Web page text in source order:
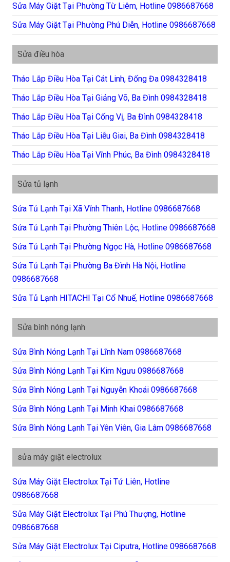
Sửa Máy Giặt Tại Phường Từ Liêm, Hotline 0986687668
Sửa Máy Giặt Tại Phường Phú Diễn, Hotline 0986687668
Sửa điều hòa
Tháo Lắp Điều Hòa Tại Cát Linh, Đống Đa 0984328418
Tháo Lắp Điều Hòa Tại Giảng Võ, Ba Đình 0984328418
Tháo Lắp Điều Hòa Tại Cống Vị, Ba Đình 0984328418
Tháo Lắp Điều Hòa Tại Liễu Giai, Ba Đình 0984328418
Tháo Lắp Điều Hòa Tại Vĩnh Phúc, Ba Đình 0984328418
Sửa tủ lạnh
Sửa Tủ Lạnh Tại Xã Vĩnh Thanh, Hotline 0986687668
Sửa Tủ Lạnh Tại Phường Thiên Lộc, Hotline 0986687668
Sửa Tủ Lạnh Tại Phường Ngọc Hà, Hotline 0986687668
Sửa Tủ Lạnh Tại Phường Ba Đình Hà Nội, Hotline
0986687668
Sửa Tủ Lạnh HITACHI Tại Cổ Nhuế, Hotline 0986687668
Sửa bình nóng lạnh
Sửa Bình Nóng Lạnh Tại Lĩnh Nam 0986687668
Sửa Bình Nóng Lạnh Tại Kim Ngưu 0986687668
Sửa Bình Nóng Lạnh Tại Nguyễn Khoái 0986687668
Sửa Bình Nóng Lạnh Tại Minh Khai 0986687668
Sửa Bình Nóng Lạnh Tại Yên Viên, Gia Lâm 0986687668
sửa máy giặt electrolux
Sửa Máy Giặt Electrolux Tại Tứ Liên, Hotline
0986687668
Sửa Máy Giặt Electrolux Tại Phú Thượng, Hotline
0986687668
Sửa Máy Giặt Electrolux Tại Ciputra, Hotline 0986687668